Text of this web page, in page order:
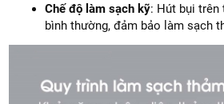
Chế độ làm sạch kỹ: Hút bụi
bình thường, đảm bảo làm sạch